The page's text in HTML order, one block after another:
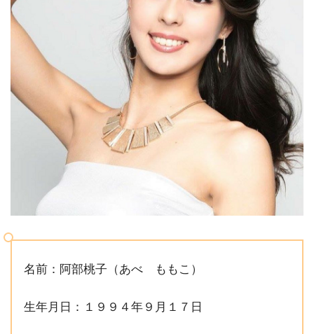
名前：阿部桃子（あべ ももこ）
生年月日：１９９４年９月１７日